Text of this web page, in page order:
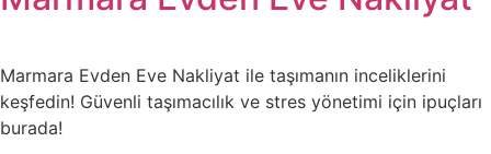
Marmara Evden Eve Nakliyat ile taşımanın inceliklerini
keşfedin! Güvenli taşımacılık ve stres yönetimi için ipuçları
burada!